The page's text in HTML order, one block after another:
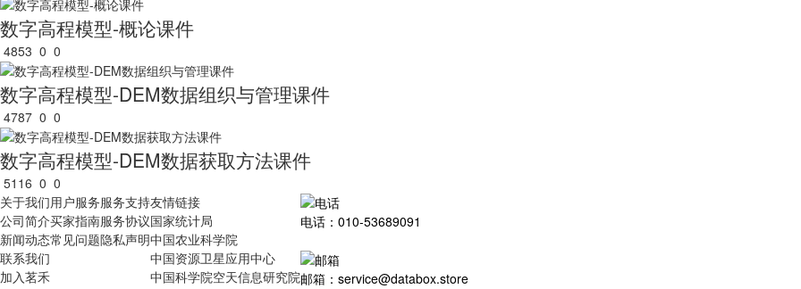
数字高程模型-概论课件
4853 0 0
数字高程模型-DEM数据组织与管理课件
4787 0 0
数字高程模型-DEM数据获取方法课件
5116 0 0
关于我们
公司简介
新闻动态
联系我们
加入茗禾
用户服务
买家指南
常见问题
服务支持
服务协议
隐私声明
友情链接
国家统计局
中国农业科学院
中国资源卫星应用中心
中国科学院空天信息研究院
电话：010-53689091
邮箱：service@databox.store